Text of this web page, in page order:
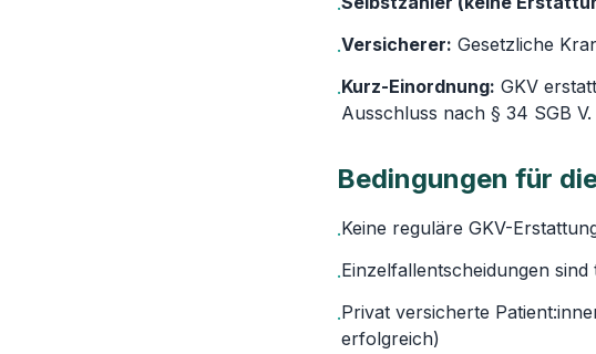
·
·Versicherer: Gesetzliche
·Kurz-Einordnung: GKV
Ausschluss nach § 34 SGB V.
Bedingungen für
·Keine reguläre GKV-
·Einzelfallentscheidungen
·Privat versicherte
erfolgreich)